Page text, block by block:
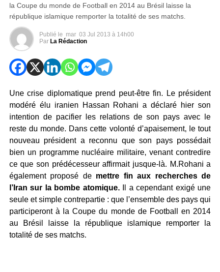
la Coupe du monde de Football en 2014 au Brésil laisse la
république islamique remporter la totalité de ses matchs.
Publié le mar 03 Jul 2013 à 14h00
Par La Rédaction
Une crise diplomatique prend peut-être fin. Le président
modéré élu iranien Hassan Rohani a déclaré hier son
intention de pacifier les relations de son pays avec le
reste du monde. Dans cette volonté d’apaisement, le tout
nouveau président a reconnu que son pays possédait
bien un programme nucléaire militaire, venant contredire
ce que son prédécesseur affirmait jusque-là. M.Rohani a
également proposé de mettre fin aux recherches de
l’Iran sur la bombe atomique.Il a cependant exigé une
seule et simple contrepartie : que l’ensemble des pays qui
participeront à la Coupe du monde de Football en 2014
au Brésil laisse la république islamique remporter la
totalité de ses matchs.